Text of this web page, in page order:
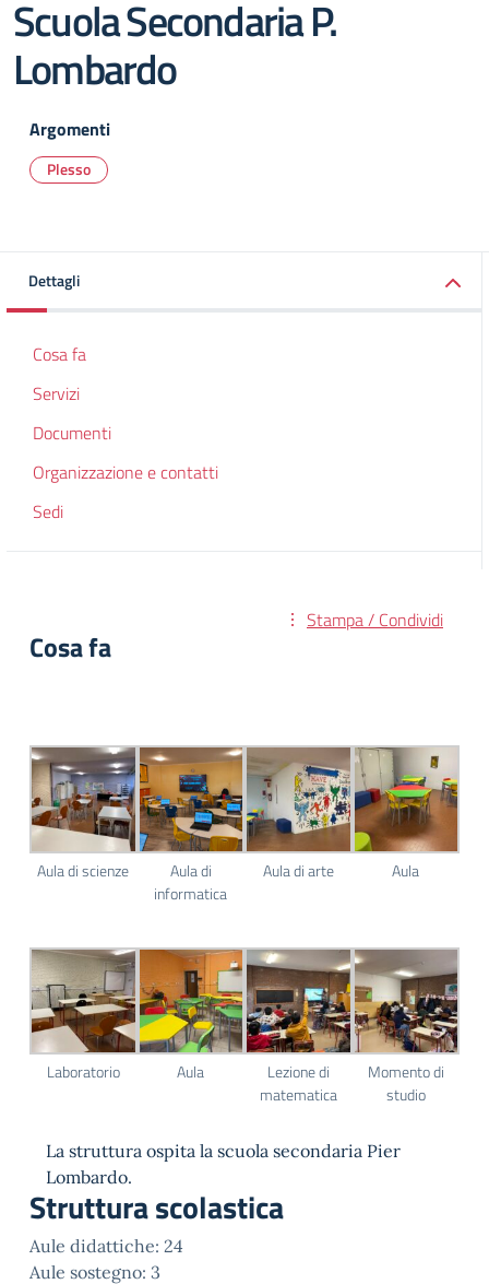
Scuola Secondaria P.
Lombardo
Argomenti
Plesso
Dettagli
Cosa fa
Servizi
Documenti
Organizzazione e contatti
Sedi
Stampa / Condividi
Cosa fa
Aula di scienze
Aula di
informatica
Aula di arte Aula
Laboratorio Aula
Lezione di
matematica
Momento di
studio
La struttura ospita la scuola secondaria Pier
Lombardo.
Struttura scolastica
Aule didattiche: 24
Aule sostegno: 3